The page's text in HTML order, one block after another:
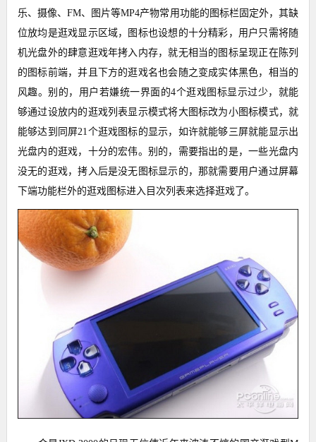
乐、摄像、FM、图片等MP4产物常用功能的图标栏固定外，其缺
位放均是逛戏显示区域，图标也设想的十分精彩，用户只需将随
机光盘外的肆意逛戏年拷入内存，就无相当的图标呈现正在陈列
的图标前端，并且下方的逛戏名也会随之变成实体黑色，相当的
风趣。别的，用户若嫌统一界面的4个逛戏图标显示过少，就能
够通过设放内的逛戏列表显示模式将大图标改为小图标模式，就
能够达到同屏21个逛戏图标的显示，如许就能够三屏就能显示出
光盘内的逛戏，十分的宏伟。别的，需要指出的是，一些光盘内
没无的逛戏，拷入后是没无图标显示的，那就需要用户通过屏幕
下端功能栏外的逛戏图标进入目次列表来选择逛戏了。